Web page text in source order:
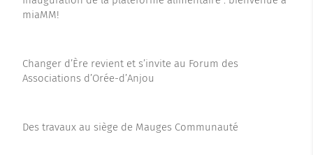
miaMM!
Changer d’Ère revient et s’invite au Forum des
Associations d’Orée-d’Anjou
Des travaux au siège de Mauges Communauté